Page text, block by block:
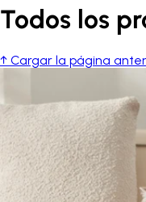
Todos los
↑ Cargar la página